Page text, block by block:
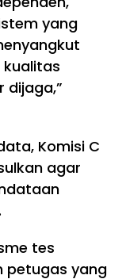
yang
dijaga,”
Komisi C
agar
tes
petugas yang